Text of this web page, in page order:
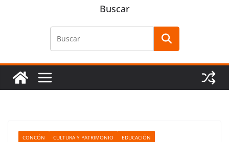
Buscar
CONCÓN CULTURA Y PATRIMONIO EDUCACIÓN